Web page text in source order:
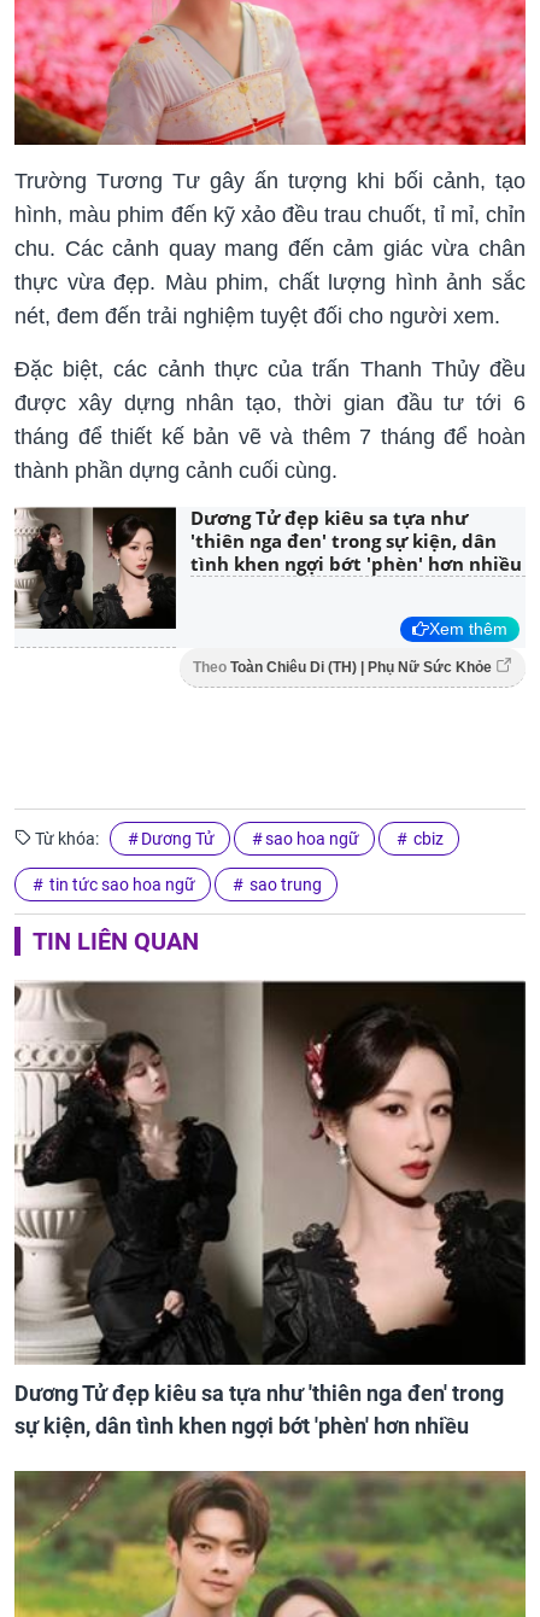
Trường Tương Tư gây ấn tượng khi bối cảnh, tạo
hình, màu phim đến kỹ xảo đều trau chuốt, tỉ mỉ, chỉn
chu. Các cảnh quay mang đến cảm giác vừa chân
thực vừa đẹp. Màu phim, chất lượng hình ảnh sắc
nét, đem đến trải nghiệm tuyệt đối cho người xem.
Đặc biệt, các cảnh thực của trấn Thanh Thủy đều
được xây dựng nhân tạo, thời gian đầu tư tới 6
tháng để thiết kế bản vẽ và thêm 7 tháng để hoàn
thành phần dựng cảnh cuối cùng.
Dương Tử đẹp kiêu sa tựa như
'thiên nga đen' trong sự kiện, dân
tình khen ngợi bớt 'phèn' hơn nhiều
Xem thêm
Theo Toàn Chiêu Di (TH) | Phụ Nữ Sức Khỏe
Từ khóa: Dương Tử sao hoa ngữ cbiz
tin tức sao hoa ngữ sao trung
TIN LIÊN QUAN
Dương Tử đẹp kiêu sa tựa như 'thiên nga đen' trong
sự kiện, dân tình khen ngợi bớt 'phèn' hơn nhiều